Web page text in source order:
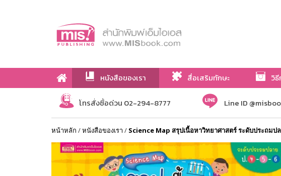
หนังสือของเรา สื่อเสริมทักษะ วิ
เกี่ยวกับเรา
โทรสั่งซื้อด่วน 02-294-8777 Line ID
หน้าหลัก /หนังสือของเรา / Science Map สรุปเนื้อหาวิทยาศาสตร์ ระดับประถมป